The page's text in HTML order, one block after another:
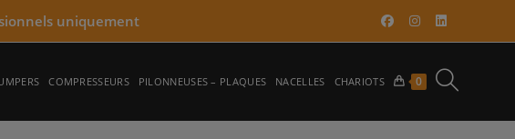
uniquement​
COMPRESSEURS PILONNEUSES – PLAQUES NACELLES CHARIOTS 0 TOGGLE